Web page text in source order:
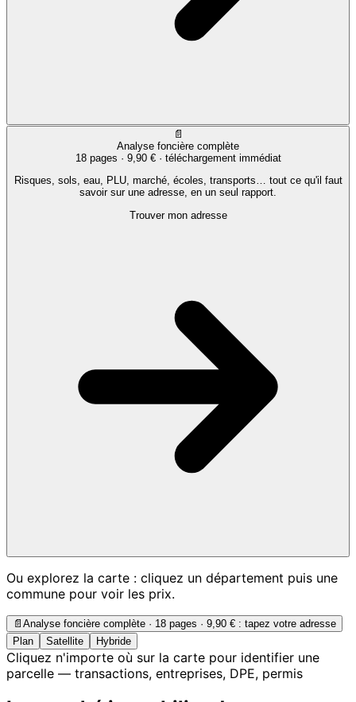
📄
Analyse foncière complète
18 pages · 9,90 €· téléchargement immédiat
Risques, sols, eau, PLU, marché, écoles, transports… tout ce qu'il faut
savoir sur une adresse, en un seul rapport.
Trouver mon adresse
Ou explorez la carte : cliquez un département puis une
commune pour voir les prix.
📄 Analyse foncière complète · 18 pages · 9,90 € : tapez votre adresse
Plan
Satellite Hybride
Cliquez n'importe où sur la carte pour identifier une
parcelle — transactions, entreprises, DPE, permis